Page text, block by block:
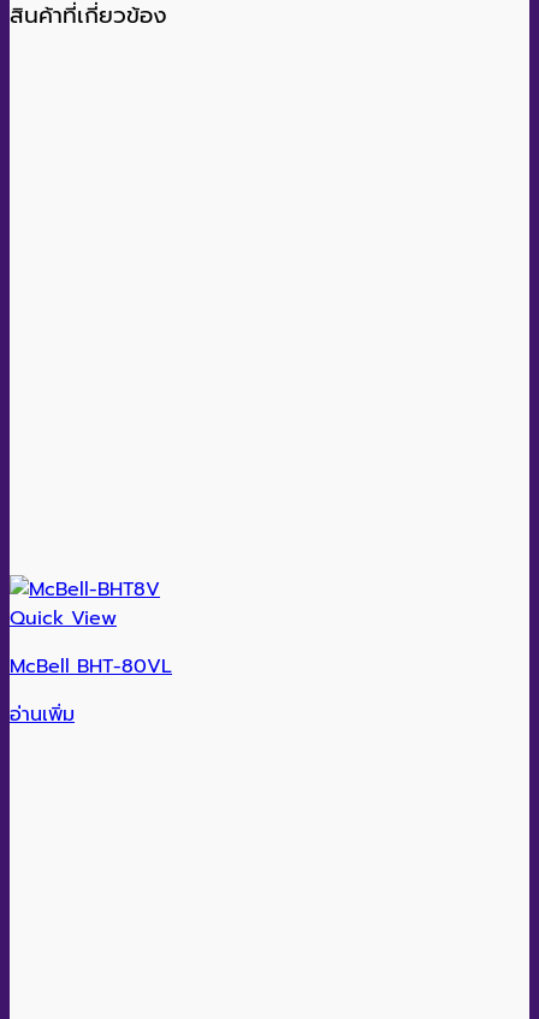
สินค้าที่เกี่ยวข้อง
Quick View
McBell BHT-80VL
อ่านเพิ่ม